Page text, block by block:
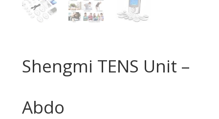
Shengmi TENS Unit –
Abdo